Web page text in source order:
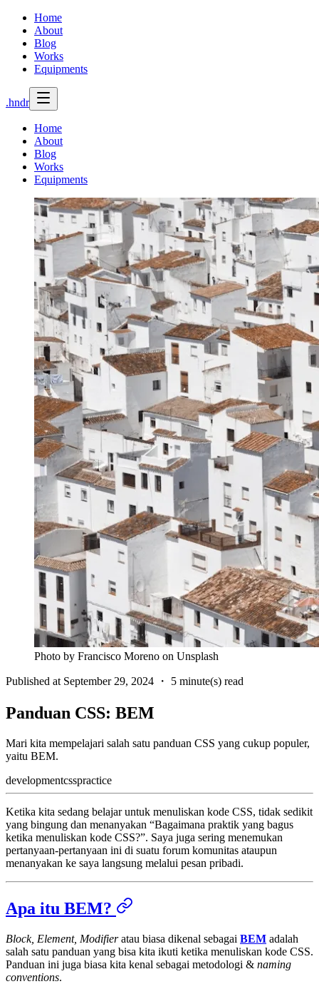
Home
About
Blog
Works
Equipments
.hndr
Home
About
Blog
Works
Equipments
Photo by Francisco Moreno on Unsplash
Published at September 29, 2024 ・ 5 minute(s) read
Panduan CSS: BEM
Mari kita mempelajari salah satu panduan CSS yang cukup populer,
yaitu BEM.
developmentcsspractice
Ketika kita sedang belajar untuk menuliskan kode CSS, tidak sedikit
yang bingung dan menanyakan “Bagaimana praktik yang bagus
ketika menuliskan kode CSS?”. Saya juga sering menemukan
pertanyaan-pertanyaan ini di suatu forum komunitas ataupun
menanyakan ke saya langsung melalui pesan pribadi.
Apa itu BEM?
Block, Element, Modifieratau biasa dikenal sebagai BEM adalah
salah satu panduan yang bisa kita ikuti ketika menuliskan kode CSS.
Panduan ini juga biasa kita kenal sebagai metodologi & naming
conventions.